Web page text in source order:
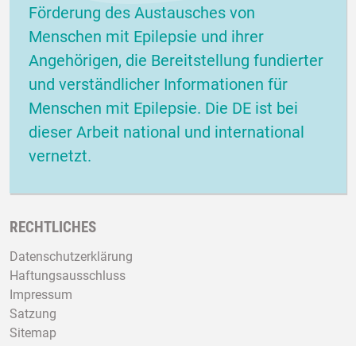
Förderung des Austausches von
Menschen mit Epilepsie und ihrer
Angehörigen, die Bereitstellung fundierter
und verständlicher Informationen für
Menschen mit Epilepsie. Die DE ist bei
dieser Arbeit national und international
vernetzt.
RECHTLICHES
Datenschutzerklärung
Haftungsausschluss
Impressum
Satzung
Sitemap